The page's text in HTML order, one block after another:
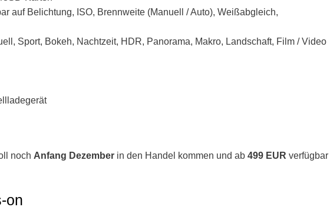
auf Belichtung, ISO, Brennweite (Manuell / Auto), Weißabgleich,
Sport, Bokeh, Nachtzeit, HDR, Panorama, Makro, Landschaft, Film / Video
noch Anfang Dezember in den Handel kommen und ab 499 EUR verfügbar
on